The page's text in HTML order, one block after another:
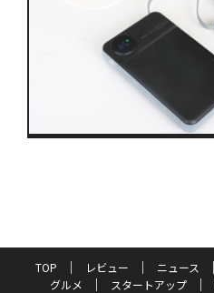
TOP レビュー ニュース
グルメ
スタートアップ